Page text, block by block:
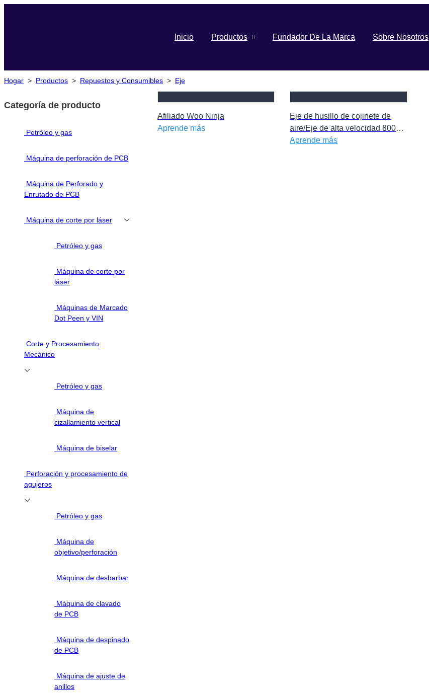
Inicio Productos Fundador De La Marca Sobre Nosotros
Hogar > Productos > Repuestos y Consumibles > Eje
Categoría de producto
Petróleo y gas
Máquina de perforación de PCB
Máquina de Perforado y
Enrutado de PCB
Máquina de corte por láser
Petróleo y gas
Máquina de corte por
láser
Máquinas de Marcado
Dot Peen y VIN
Corte y Procesamiento
Mecánico
Petróleo y gas
Máquina de
cizallamiento vertical
Máquina de biselar
Perforación y procesamiento de
agujeros
Petróleo y gas
Máquina de
objetivo/perforación
Máquina de desbarbar
Máquina de clavado
de PCB
Máquina de despinado
de PCB
Máquina de ajuste de
anillos
Afiliado Woo Ninja
Aprende más
Eje de husillo de cojinete de
aire/Eje de alta velocidad 80000
RPM West Wind 1722 Husillo
Aprende más